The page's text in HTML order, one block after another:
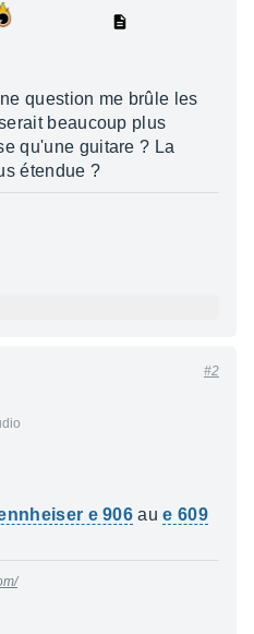
question me brûle les
beaucoup plus
qu'une guitare ? La
étendue ?
#2
e 906 aue 609